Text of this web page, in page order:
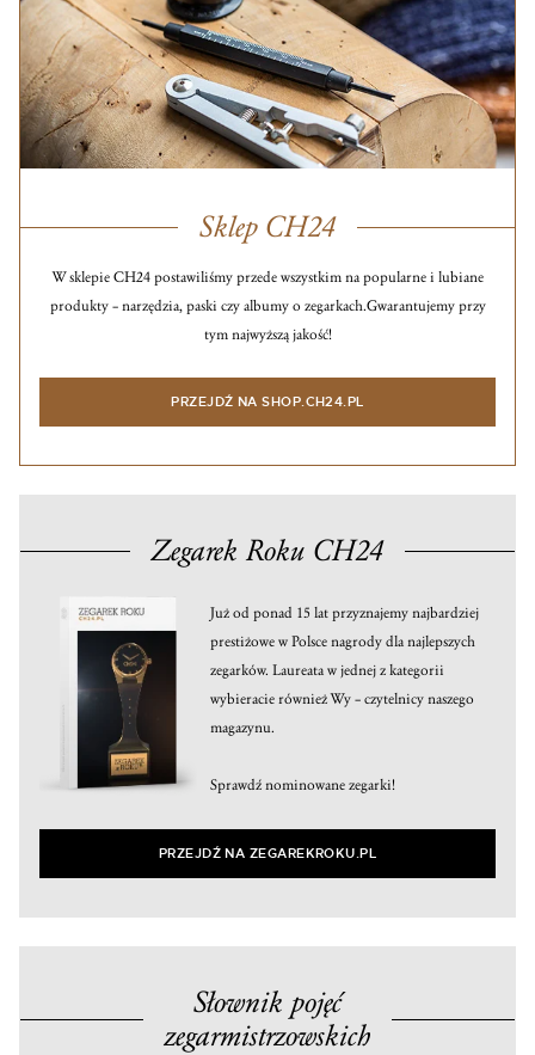
Sklep CH24
W sklepie CH24 postawiliśmy przede wszystkim na popularne i lubiane
produkty – narzędzia, paski czy albumy o zegarkach.Gwarantujemy przy
tym najwyższą jakość!
PRZEJDŹ NA SHOP.CH24.PL
Zegarek Roku CH24
Już od ponad 15 lat przyznajemy najbardziej
prestiżowe w Polsce nagrody dla najlepszych
zegarków. Laureata w jednej z kategorii
wybieracie również Wy – czytelnicy naszego
magazynu.
Sprawdź nominowane zegarki!
PRZEJDŹ NA ZEGAREKROKU.PL
Słownik pojęć
zegarmistrzowskich